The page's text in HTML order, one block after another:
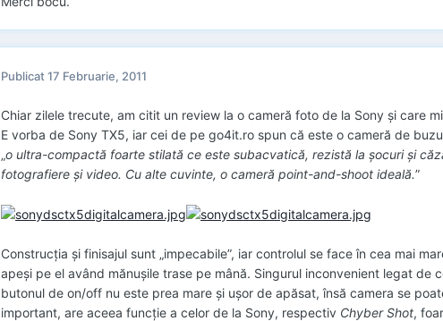
Publicat17 Februarie, 2011
Chiar zilele trecute, am citit un review la o cameră foto de la Sony și care
E vorba de Sony TX5, iar cei de pe go4it.ro spun că este o cameră de
„o ultra-compactă foarte stilată ce este subacvatică, rezistă la şocuri şi
fotografiere şi video. Cu alte cuvinte, o cameră point-and-shoot ideală.”
Construcţia şi finisajul sunt „impecabile”, iar controlul se face în cea mai
apeşi pe el având mănuşile trase pe mână. Singurul inconvenient legat
butonul de on/off nu este prea mare şi uşor de apăsat, însă camera se
important, are aceea funcție a celor de la Sony, respectiv Chyber Shot,